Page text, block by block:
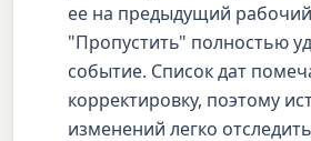
ее на предыдущий
"Пропустить" полностью
событие. Список дат
корректировку, поэтому
изменений легко